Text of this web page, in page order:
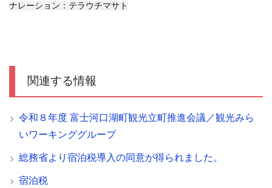
ナレーション：テラウチマサト
関連する情報
令和８年度 富士河口湖町観光立町推進会議／観光みら
いワーキンググループ
総務省より宿泊税導入の同意が得られました。
宿泊税